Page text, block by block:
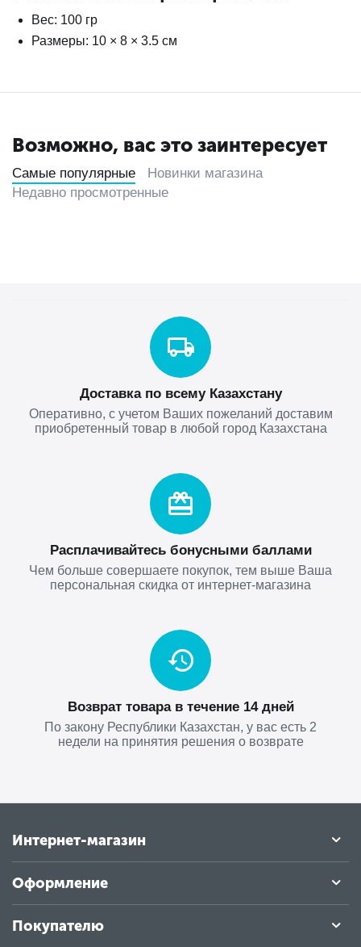
Вес: 100 гр
Размеры: 10 × 8 × 3.5 см
Возможно, вас это заинтересует
Самые популярные
Новинки магазина
Недавно просмотренные
Доставка по всему Казахстану
Оперативно, с учетом Ваших пожеланий доставим
приобретенный товар в любой город Казахстана
Расплачивайтесь бонусными баллами
Чем больше совершаете покупок, тем выше Ваша
персональная скидка от интернет-магазина
Возврат товара в течение 14 дней
По закону Республики Казахстан, у вас есть 2
недели на принятия решения о возврате
Интернет-магазин
Оформление
Покупателю